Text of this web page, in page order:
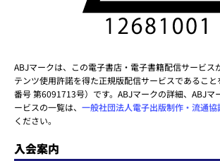
ABJマークは、この電子書店・電子書籍配信サービス
テンツ使用許諾を得た正規版配信サービスであるこ
番号 第6091713号）です。ABJマークの詳細、ABJマ
ービスの一覧は、 一般社団法人電子出版制作・流通協
ください。
入会案内